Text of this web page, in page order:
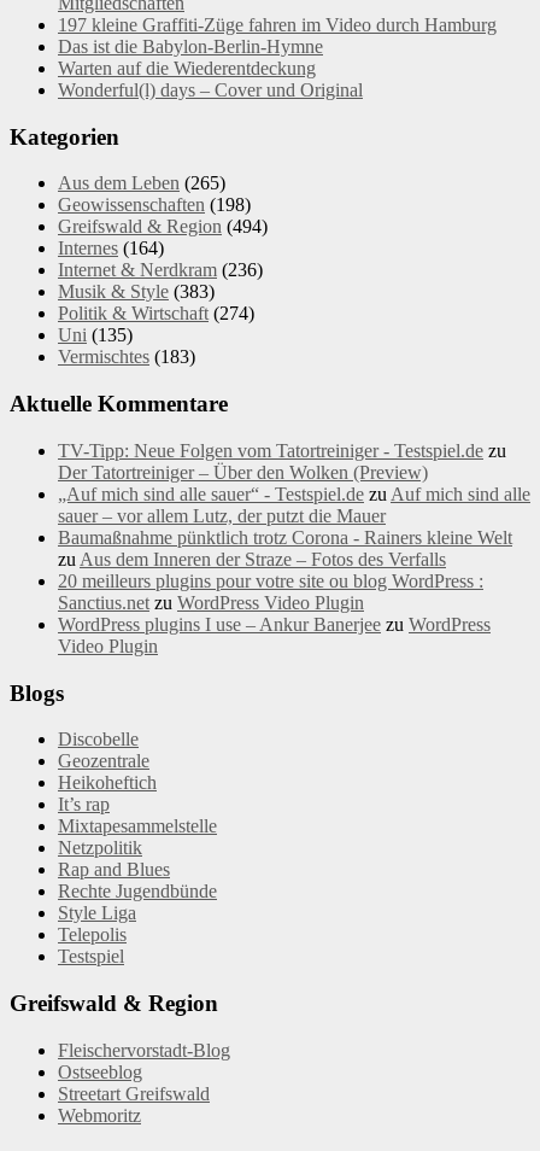
197 kleine Graffiti-Züge fahren im Video durch Hamburg
Das ist die Babylon-Berlin-Hymne
Warten auf die Wiederentdeckung
Wonderful(l) days – Cover und Original
Kategorien
Aus dem Leben (265)
Geowissenschaften (198)
Greifswald & Region (494)
Internes (164)
Internet & Nerdkram (236)
Musik & Style (383)
Politik & Wirtschaft(274)
Uni (135)
Vermischtes (183)
Aktuelle Kommentare
TV-Tipp: Neue Folgen vom Tatortreiniger - Testspiel.de zu
Der Tatortreiniger – Über den Wolken (Preview)
„Auf mich sind alle sauer“ - Testspiel.de zu Auf mich sind alle
sauer – vor allem Lutz, der putzt die Mauer
Baumaßnahme pünktlich trotz Corona - Rainers kleine Welt
zu Aus dem Inneren der Straze – Fotos des Verfalls
20 meilleurs plugins pour votre site ou blog WordPress :
Sanctius.net zu WordPress Video Plugin
WordPress plugins I use – Ankur Banerjee zu WordPress
Video Plugin
Blogs
Discobelle
Geozentrale
Heikoheftich
It’s rap
Mixtapesammelstelle
Netzpolitik
Rap and Blues
Rechte Jugendbünde
Style Liga
Telepolis
Testspiel
Greifswald & Region
Fleischervorstadt-Blog
Ostseeblog
Streetart Greifswald
Webmoritz